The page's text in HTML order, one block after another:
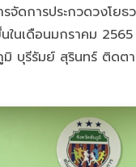
รจัดการประกวดวงโย
ในเดือนมกราคม
บุรีรัมย์ สุรินทร์ ติดตา